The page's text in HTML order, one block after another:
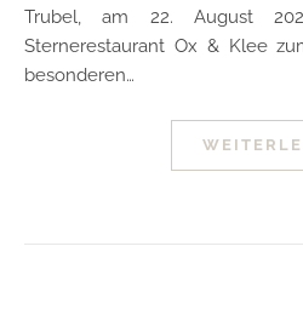
Trubel, am 22. August
Sternerestaurant Ox & Klee
besonderen…